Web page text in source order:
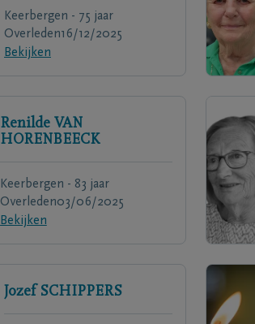
Keerbergen - 75 jaar
Overleden16/12/2025
Bekijken
Renilde VAN
HORENBEECK
Keerbergen - 83 jaar
Overleden03/06/2025
Bekijken
Jozef SCHIPPERS